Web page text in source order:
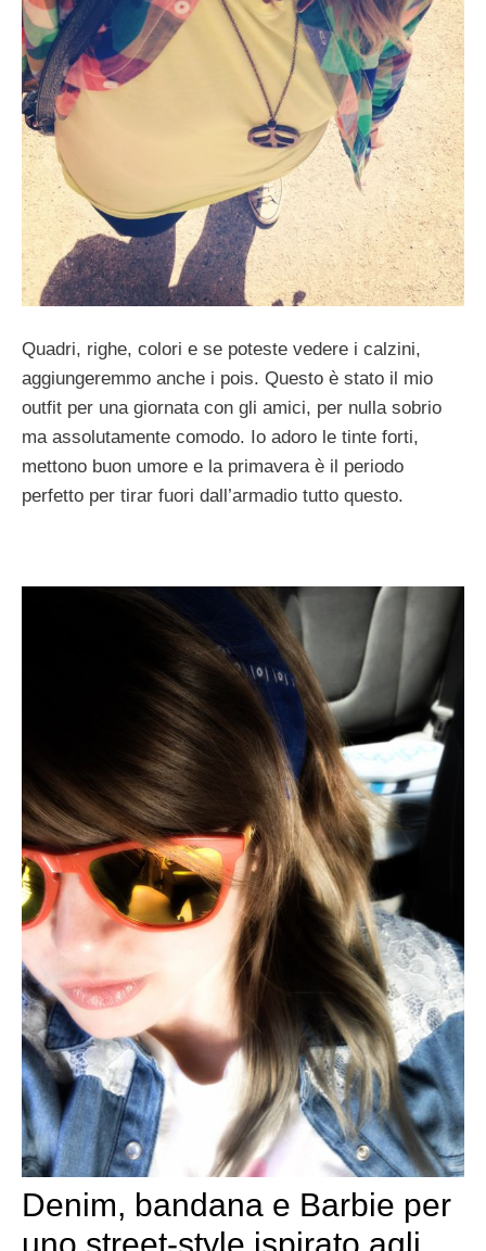
Quadri, righe, colori e se poteste vedere i calzini,
aggiungeremmo anche i pois. Questo è stato il mio
outfit per una giornata con gli amici, per nulla sobrio
ma assolutamente comodo. Io adoro le tinte forti,
mettono buon umore e la primavera è il periodo
perfetto per tirar fuori dall’armadio tutto questo.
Denim, bandana e Barbie per
uno street-style ispirato agli